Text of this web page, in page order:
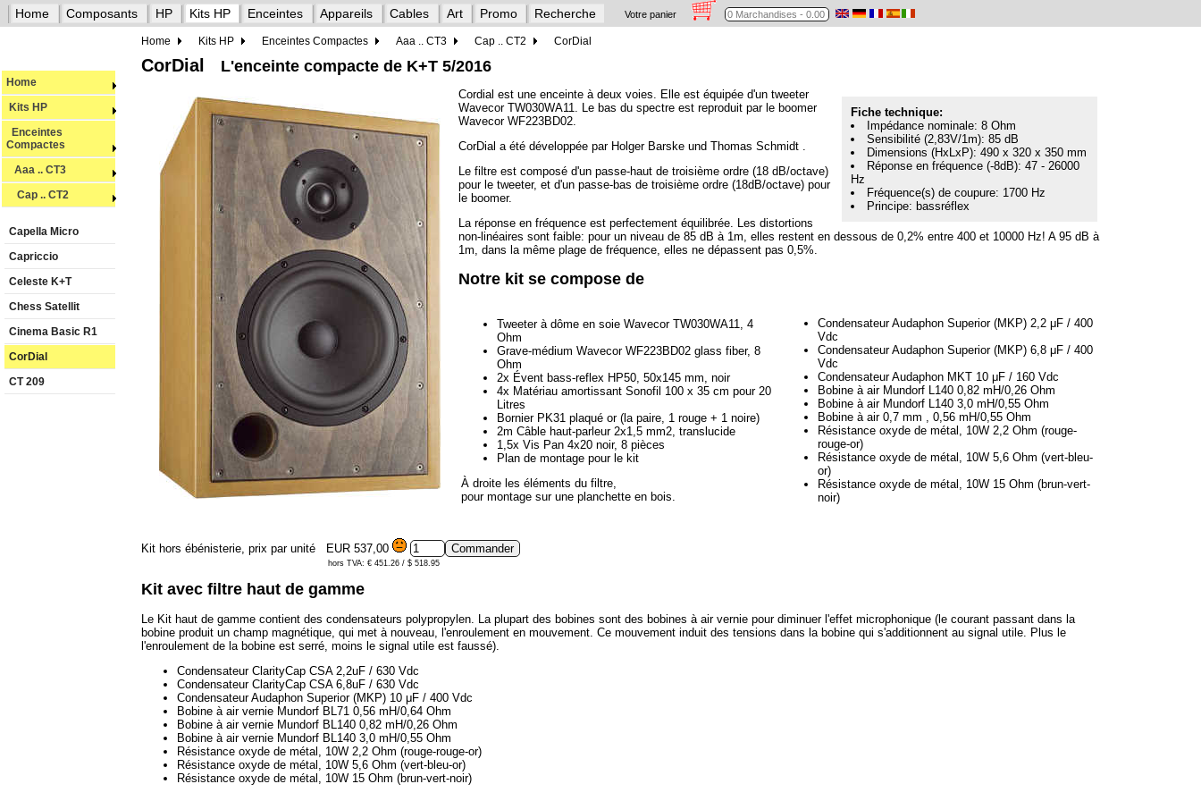
Home Composants HP Kits HP Enceintes Appareils Cables Art Promo Recherche Votre panier
Home Kits HP Enceintes Compactes Aaa .. CT3 Cap .. CT2 CorDial
Home
Kits HP
Enceintes
Compactes
Aaa .. CT3
Cap .. CT2
Capella Micro
Capriccio
Celeste K+T
Chess Satellit
Cinema Basic R1
CorDial
CT 209
CorDial L'enceinte compacte de K+T 5/2016
Fiche technique:
Impédance nominale: 8 Ohm
Sensibilité (2,83V/1m): 85 dB
Dimensions (HxLxP): 490 x 320 x 350 mm
Réponse en fréquence (-8dB): 47 - 26000
Hz
Fréquence(s) de coupure: 1700 Hz
Principe: bassréflex
Cordial est une enceinte à deux voies. Elle est équipée d'un tweeter
Wavecor TW030WA11. Le bas du spectre est reproduit par le boomer
Wavecor WF223BD02.
CorDial a été développée par Holger Barske und Thomas Schmidt .
Le filtre est composé d'un passe-haut de troisième ordre (18 dB/octave)
pour le tweeter, et d'un passe-bas de troisième ordre (18dB/octave) pour
le boomer.
La réponse en fréquence est perfectement équilibrée. Les distortions
non-linéaires sont faible: pour un niveau de 85 dB à 1m, elles restent en dessous de 0,2% entre 400 et 10000 Hz! A 95 dB à
1m, dans la même plage de fréquence, elles ne dépassent pas 0,5%.
Notre kit se compose de
Tweeter à dôme en soie Wavecor TW030WA11, 4
Ohm
Grave-médium Wavecor WF223BD02 glass fiber, 8
Ohm
2x Évent bass-reflex HP50, 50x145 mm, noir
4x Matériau amortissant Sonofil 100 x 35 cm pour 20
Litres
Bornier PK31 plaqué or (la paire, 1 rouge + 1 noire)
2m Câble haut-parleur 2x1,5 mm2, translucide
1,5x Vis Pan 4x20 noir, 8 pièces
Plan de montage pour le kit
À droite les éléments du filtre,
pour montage sur une planchette en bois.
Condensateur Audaphon Superior (MKP) 2,2 μF / 400
Vdc
Condensateur Audaphon Superior (MKP) 6,8 μF / 400
Vdc
Condensateur Audaphon MKT 10 μF / 160 Vdc
Bobine à air Mundorf L140 0,82 mH/0,26 Ohm
Bobine à air Mundorf L140 3,0 mH/0,55 Ohm
Bobine à air 0,7 mm , 0,56 mH/0,55 Ohm
Résistance oxyde de métal, 10W 2,2 Ohm (rouge-
rouge-or)
Résistance oxyde de métal, 10W 5,6 Ohm (vert-bleu-
or)
Résistance oxyde de métal, 10W 15 Ohm (brun-vert-
noir)
Kit hors ébénisterie, prix par unité EUR 537,00
hors TVA: € 451.26 / $ 518.95
Kit avec filtre haut de gamme
Le Kit haut de gamme contient des condensateurs polypropylen. La plupart des bobines sont des bobines à air vernie pour diminuer l'effet microphonique (le courant passant dans la
bobine produit un champ magnétique, qui met à nouveau, l'enroulement en mouvement. Ce mouvement induit des tensions dans la bobine qui s'additionnent au signal utile. Plus le
l'enroulement de la bobine est serré, moins le signal utile est faussé).
Condensateur ClarityCap CSA 2,2uF / 630 Vdc
Condensateur ClarityCap CSA 6,8uF / 630 Vdc
Condensateur Audaphon Superior (MKP) 10 μF / 400 Vdc
Bobine à air vernie Mundorf BL71 0,56 mH/0,64 Ohm
Bobine à air vernie Mundorf BL140 0,82 mH/0,26 Ohm
Bobine à air vernie Mundorf BL140 3,0 mH/0,55 Ohm
Résistance oxyde de métal, 10W 2,2 Ohm (rouge-rouge-or)
Résistance oxyde de métal, 10W 5,6 Ohm (vert-bleu-or)
Résistance oxyde de métal, 10W 15 Ohm (brun-vert-noir)